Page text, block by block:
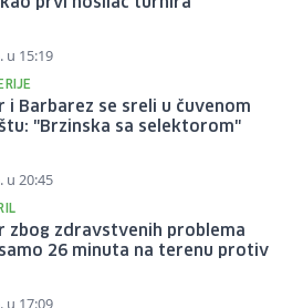
u 15:19
i Barbarez se sreli u čuvenom
"Brzinska sa selektorom"
u 20:45
zbog zdravstvenih problema
26 minuta na terenu protiv
u 17:09